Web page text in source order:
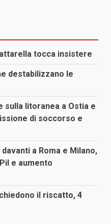
tocca insistere
destabilizzano le
litoranea a Ostia e
di soccorso e
a Roma e Milano,
e aumento
il riscatto, 4